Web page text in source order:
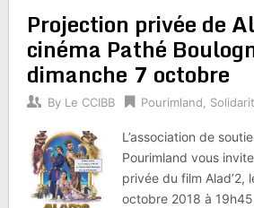
Projection privée de
cinéma Pathé
dimanche 7 octobre
By Le CCIBB Pourimland
L’association de
Pourimland vous
privée du film Alad’2,
octobre 2018 à